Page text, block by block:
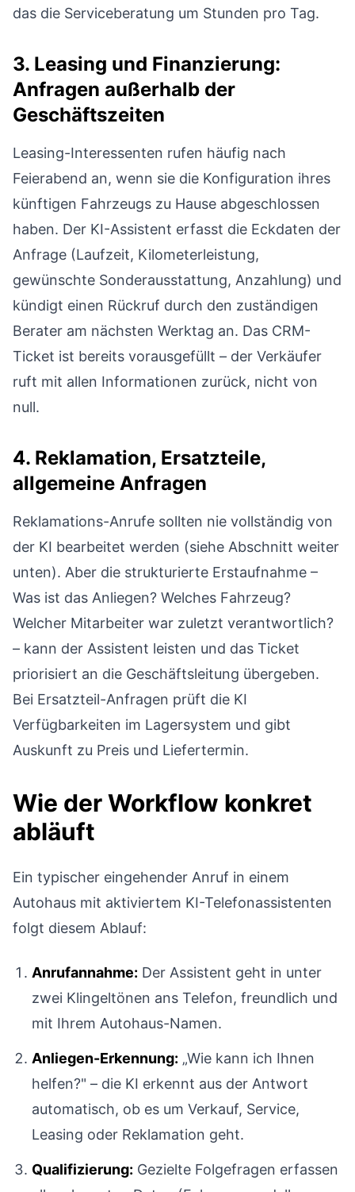
das die Serviceberatung um Stunden pro Tag.
3. Leasing und Finanzierung:
Anfragen außerhalb der
Geschäftszeiten
Leasing-Interessenten rufen häufig nach
Feierabend an, wenn sie die Konfiguration ihres
künftigen Fahrzeugs zu Hause abgeschlossen
haben. Der KI-Assistent erfasst die Eckdaten der
Anfrage (Laufzeit, Kilometerleistung,
gewünschte Sonderausstattung, Anzahlung) und
kündigt einen Rückruf durch den zuständigen
Berater am nächsten Werktag an. Das CRM-
Ticket ist bereits vorausgefüllt – der Verkäufer
ruft mit allen Informationen zurück, nicht von
null.
4. Reklamation, Ersatzteile,
allgemeine Anfragen
Reklamations-Anrufe sollten nie vollständig von
der KI bearbeitet werden (siehe Abschnitt weiter
unten). Aber die strukturierte Erstaufnahme –
Was ist das Anliegen? Welches Fahrzeug?
Welcher Mitarbeiter war zuletzt verantwortlich?
– kann der Assistent leisten und das Ticket
priorisiert an die Geschäftsleitung übergeben.
Bei Ersatzteil-Anfragen prüft die KI
Verfügbarkeiten im Lagersystem und gibt
Auskunft zu Preis und Liefertermin.
Wie der Workflow konkret
abläuft
Ein typischer eingehender Anruf in einem
Autohaus mit aktiviertem KI-Telefonassistenten
folgt diesem Ablauf:
Anrufannahme: Der Assistent geht in unter
zwei Klingeltönen ans Telefon, freundlich und
mit Ihrem Autohaus-Namen.
Anliegen-Erkennung: „Wie kann ich Ihnen
helfen?" – die KI erkennt aus der Antwort
automatisch, ob es um Verkauf, Service,
Leasing oder Reklamation geht.
Qualifizierung: Gezielte Folgefragen erfassen